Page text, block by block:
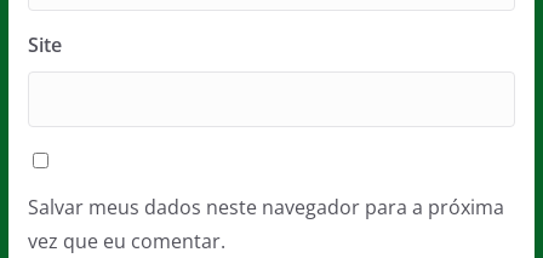
Site
Salvar meus dados neste navegador para a próxima
vez que eu comentar.